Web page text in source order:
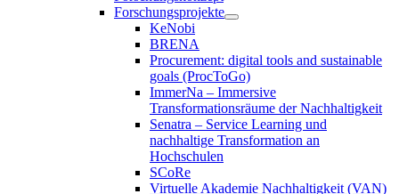
Forschungsprojekte
KeNobi
BRENA
Procurement: digital tools and sustainable
goals (ProcToGo)
ImmerNa – Immersive
Transformationsräume der Nachhaltigkeit
Senatra – Service Learning und
nachhaltige Transformation an
Hochschulen
SCoRe
Virtuelle Akademie Nachhaltigkeit (VAN)